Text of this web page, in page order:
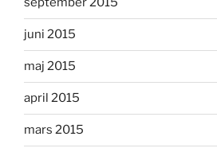
juni 2015
maj 2015
april 2015
mars 2015